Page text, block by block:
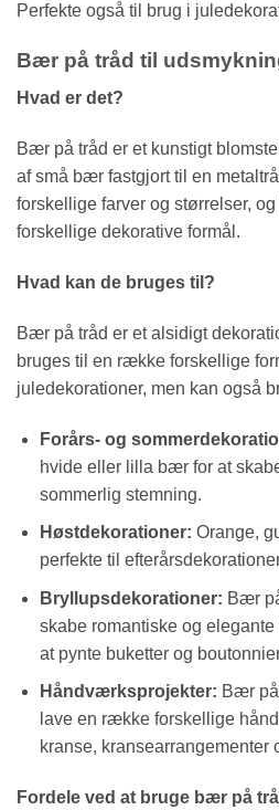
Perfekte også til brug i
Bær på tråd til
Hvad er det?
Bær på tråd er et kunstigt
af små bær fastgjort til en
forskellige farver og størrelser,
forskellige dekorative formål.
Hvad kan de bruges til?
Bær på tråd er et alsidigt
bruges til en række forskellige
juledekorationer, men kan også
Forårs- og
hvide eller lilla bær for at
sommerlig stemning.
Høstdekorationer: Orange,
perfekte til
Bryllupsdekorationer: Bær
skabe romantiske og
at pynte buketter og
Håndværksprojekter: Bær
lave en række forskellige
kranse, kransearrangementer
Fordele ved at bruge bær på